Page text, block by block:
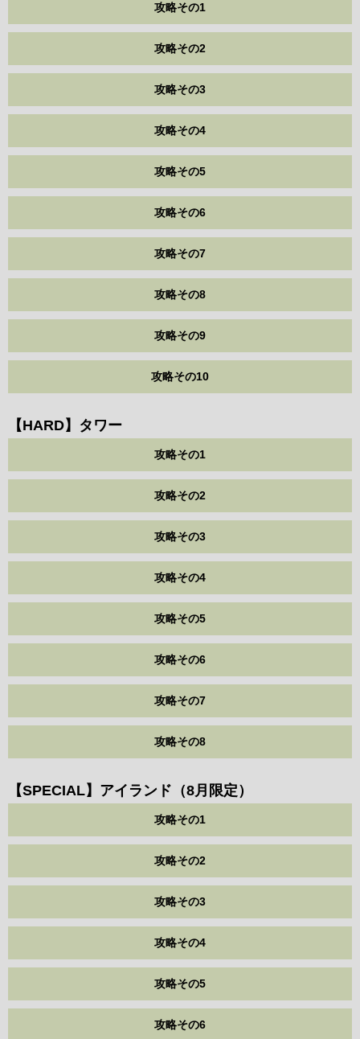
攻略その1
攻略その2
攻略その3
攻略その4
攻略その5
攻略その6
攻略その7
攻略その8
攻略その9
攻略その10
【HARD】タワー
攻略その1
攻略その2
攻略その3
攻略その4
攻略その5
攻略その6
攻略その7
攻略その8
【SPECIAL】アイランド（8月限定）
攻略その1
攻略その2
攻略その3
攻略その4
攻略その5
攻略その6